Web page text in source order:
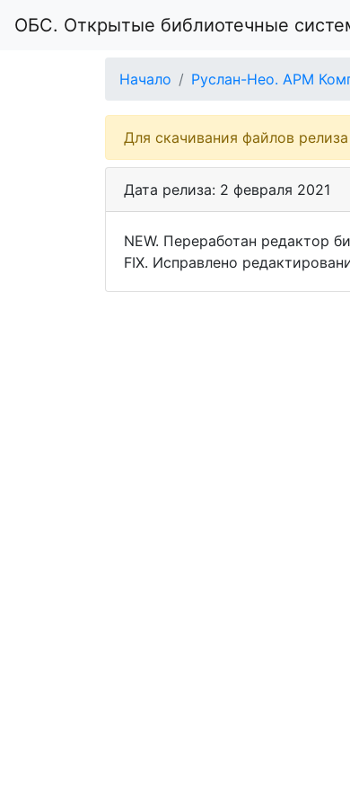
ОБС. Открытые библиотечные
Начало Руслан-Нео. АРМ
Для скачивания файлов
Дата релиза: 2 февраля 2021
NEW. Переработан редактор
FIX. Исправлено